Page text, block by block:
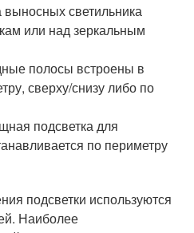
светильника
или над зеркальным
полосы встроены в
сверху/снизу либо по
подсветка для
по периметру
подсветки используются
Наиболее